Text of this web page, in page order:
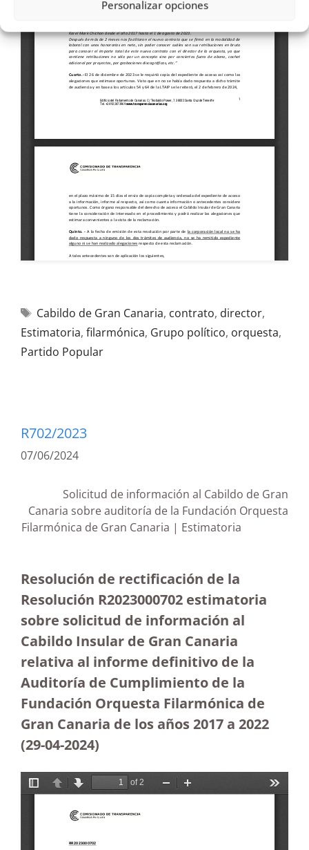
Personalizar opciones
Cabildo de Gran Canaria, contrato, director,
Estimatoria, filarmónica, Grupo político, orquesta,
Partido Popular
R702/2023
07/06/2024
Solicitud de información al Cabildo de Gran
Canaria sobre auditoría de la Fundación Orquesta
Filarmónica de Gran Canaria | Estimatoria
Resolución de rectificación de la
Resolución R2023000702 estimatoria
sobre solicitud de información al
Cabildo Insular de Gran Canaria
relativa al informe definitivo de la
Auditoría de Cumplimiento de la
Fundación Orquesta Filarmónica de
Gran Canaria de los años 2017 a 2022
(29-04-2024)